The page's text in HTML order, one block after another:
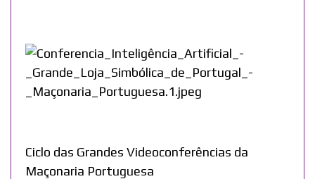
Ciclo das Grandes Videoconferências da
Maçonaria Portuguesa